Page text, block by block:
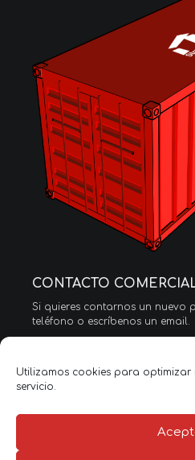
Utilizamos cookies para optimizar
servicio.
CONTACTO
Si quieres contarnos un nuevo
teléfono o escríbenos un email.
info@streetboxcompany.com